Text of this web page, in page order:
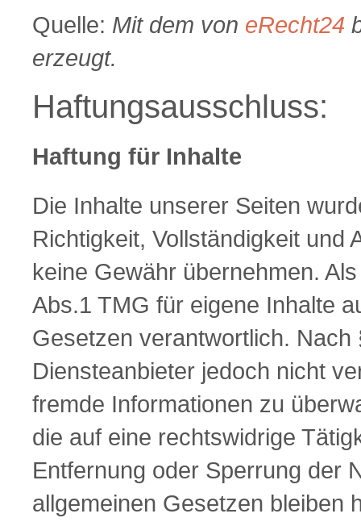
Quelle: Mit dem von eRecht24
erzeugt.
Haftungsausschluss:
Haftung für Inhalte
Die Inhalte unserer Seiten
Richtigkeit, Vollständigkeit und
keine Gewähr übernehmen.
Abs.1 TMG für eigene Inhalte
Gesetzen verantwortlich.
Diensteanbieter jedoch nicht
fremde Informationen zu
die auf eine rechtswidrige
Entfernung oder Sperrung der
allgemeinen Gesetzen bleiben